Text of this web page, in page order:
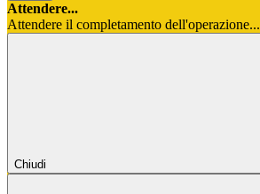
Attendere...
Attendere il completamento dell'operazione...
Chiudi